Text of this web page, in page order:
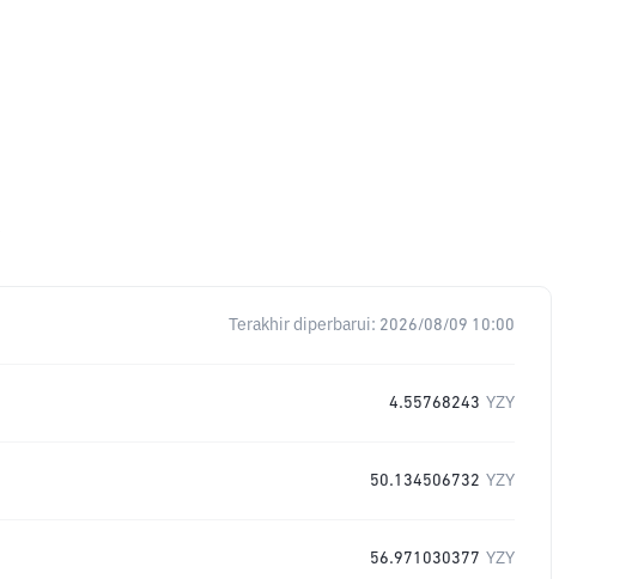
Terakhir diperbarui: 2026/08/09 10:00
4.55768243 YZY
50.134506732 YZY
56.971030377 YZY